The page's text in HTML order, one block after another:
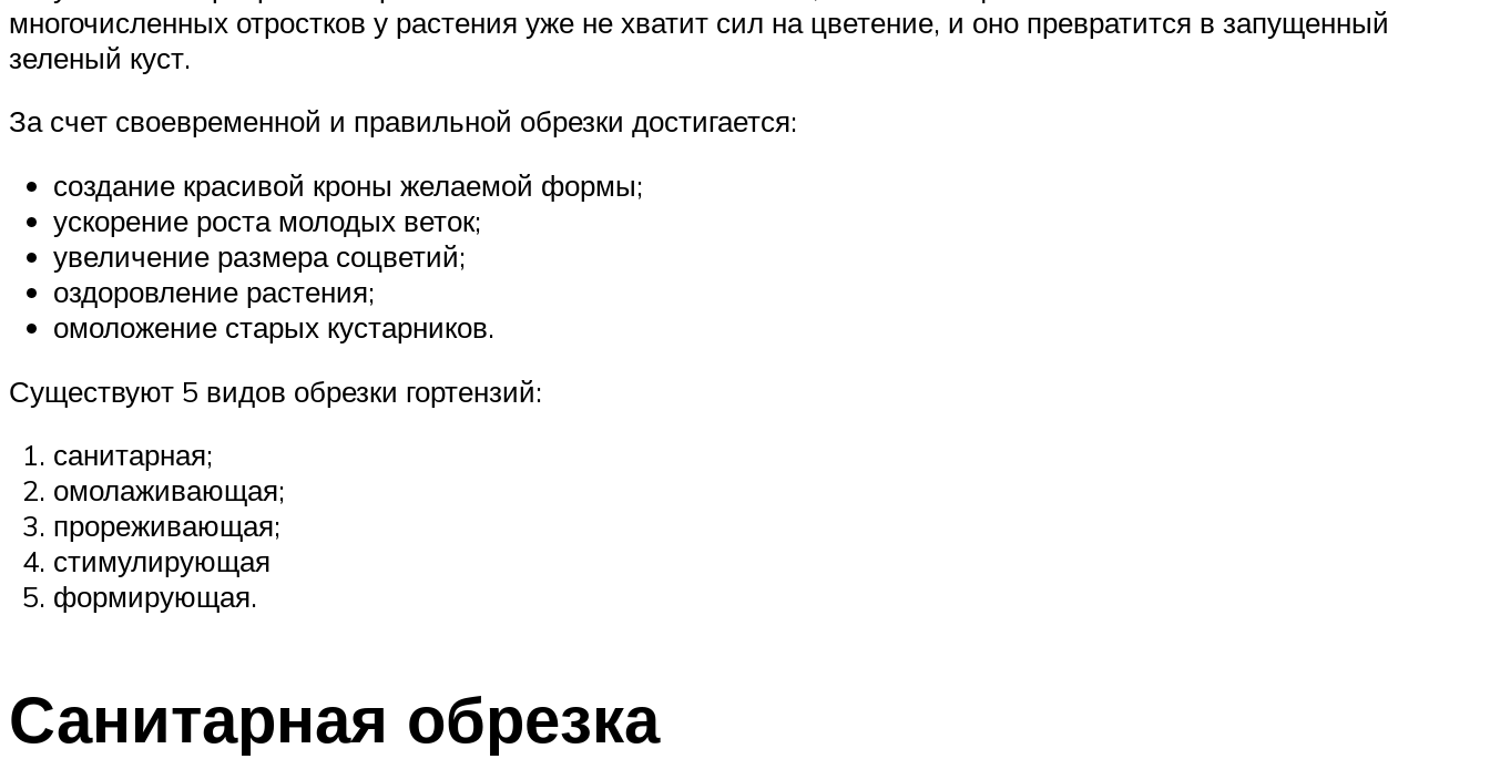
многочисленных отростков у растения уже не хватит сил на цветение, и оно превратится в запущенный
зеленый куст.
За счет своевременной и правильной обрезки достигается:
создание красивой кроны желаемой формы;
ускорение роста молодых веток;
увеличение размера соцветий;
оздоровление растения;
омоложение старых кустарников.
Существуют 5 видов обрезки гортензий:
санитарная;
омолаживающая;
прореживающая;
стимулирующая
формирующая.
Санитарная обрезка